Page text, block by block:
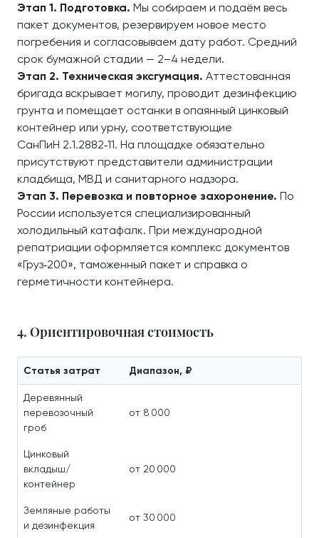
Этап 1. Подготовка. Мы собираем и подаём весь
пакет документов, резервируем новое место
погребения и согласовываем дату работ. Средний
срок бумажной стадии — 2–4 недели.
Этап 2. Техническая эксгумация. Аттестованная
бригада вскрывает могилу, проводит дезинфекцию
грунта и помещает останки в опаянный цинковый
контейнер или урну, соответствующие
СанПиН 2.1.2882‑11. На площадке обязательно
присутствуют представители администрации
кладбища, МВД и санитарного надзора.
Этап 3. Перевозка и повторное захоронение. По
России используется специализированный
холодильный катафалк. При международной
репатриации оформляется комплекс документов
«Груз‑200», таможенный пакет и справка о
герметичности контейнера.
4. Ориентировочная стоимость
Статья затрат Диапазон, ₽
Деревянный
перевозочный
гроб
от 8 000
Цинковый
вкладыш/
контейнер
от 20 000
Земляные работы
и дезинфекция
от 30 000